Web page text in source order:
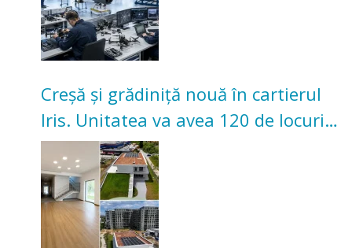
Creșă și grădiniță nouă în cartierul
Iris. Unitatea va avea 120 de locuri
pentru copii